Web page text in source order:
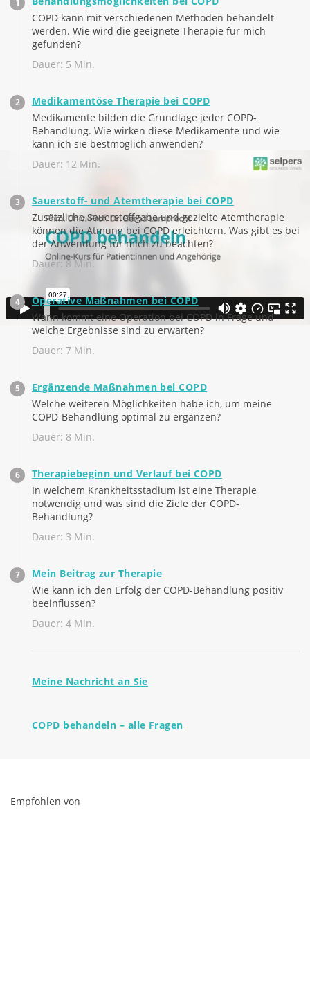
COPD kann mit verschiedenen Methoden behandelt
werden. Wie wird die geeignete Therapie für mich
gefunden?
Dauer: 5 Min.
Medikamentöse Therapie bei COPD
Medikamente bilden die Grundlage jeder COPD-
Behandlung. Wie wirken diese Medikamente und wie
kann ich sie bestmöglich anwenden?
Dauer: 12 Min.
Sauerstoff- und Atemtherapie bei COPD
Zusätzliche Sauerstoffgabe und gezielte Atemtherapie
können die Atmung bei COPD erleichtern. Was gibt es bei
der Anwendung für mich zu beachten?
Dauer: 8 Min.
Operative Maßnahmen bei COPD
Wann kommt eine Operation bei COPD in Frage und
welche Ergebnisse sind zu erwarten?
Dauer: 7 Min.
Ergänzende Maßnahmen bei COPD
Welche weiteren Möglichkeiten habe ich, um meine
COPD-Behandlung optimal zu ergänzen?
Dauer: 8 Min.
Therapiebeginn und Verlauf bei COPD
In welchem Krankheitsstadium ist eine Therapie
notwendig und was sind die Ziele der COPD-
Behandlung?
Dauer: 3 Min.
Mein Beitrag zur Therapie
Wie kann ich den Erfolg der COPD-Behandlung positiv
beeinflussen?
Dauer: 4 Min.
Meine Nachricht an Sie
COPD behandeln – alle Fragen
Empfohlen von